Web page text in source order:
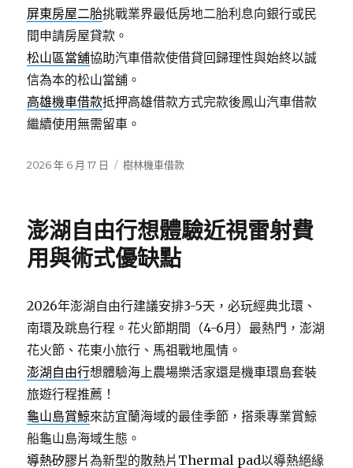
屏東房屋二胎挑戰業界最低房地二胎利息向銀行或民
間申請房屋貸款。
松山區當舖協助汽車借款使借貸回歸理性與始終以誠
信為本的松山當舖。
高雄機車借款抵押高雄借款方式完款後鳳山汽車借款
繼續使用無需留車。
發
2026 年 6 月 17 日
分
樹林機車借款
澎湖自由行想體驗近視雷射費
用與術式優缺點
2026年澎湖自由行建議安排3-5天，必玩經典北環、
南環及跳島行程。花火節期間（4-6月）最熱門，澎湖
花火節、花東小旅行、馬祖戰地風情。
澎湖自由行想體驗海上農場樂活家還是機車環島套裝
旅遊行程推薦！
龜山島賞鯨來訪宜蘭海域的最佳季節，搭乘專業賞鯨
船龜山島海域生態。
導熱矽膠片為新型的散熱片Thermal pad以導熱絕緣